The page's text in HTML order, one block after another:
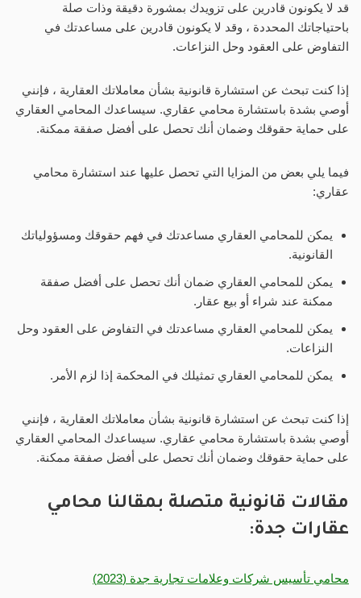
قد لا يكونون قادرين على تزويدك بمشورة دقيقة وذات صلة
باحتياجاتك المحددة ، وقد لا يكونون قادرين على مساعدتك في
التفاوض على العقود وحل النزاعات.
إذا كنت تبحث عن استشارة قانونية بشأن معاملاتك العقارية ، فإنني
أوصي بشدة باستشارة محامي عقاري. سيساعدك المحامي العقاري
على حماية حقوقك وضمان أنك تحصل على أفضل صفقة ممكنة.
فيما يلي بعض من المزايا التي تحصل عليها عند استشارة محامي
عقاري:
يمكن للمحامي العقاري مساعدتك في فهم حقوقك ومسؤولياتك
القانونية.
يمكن للمحامي العقاري ضمان أنك تحصل على أفضل صفقة
ممكنة عند شراء أو بيع عقار.
يمكن للمحامي العقاري مساعدتك في التفاوض على العقود وحل
النزاعات.
يمكن للمحامي العقاري تمثيلك في المحكمة إذا لزم الأمر.
إذا كنت تبحث عن استشارة قانونية بشأن معاملاتك العقارية ، فإنني
أوصي بشدة باستشارة محامي عقاري. سيساعدك المحامي العقاري
على حماية حقوقك وضمان أنك تحصل على أفضل صفقة ممكنة.
مقالات قانونية متصلة بمقالنا محامي
عقارات جدة:
محامي تأسيس شركات وعلامات تجارية جدة (2023)